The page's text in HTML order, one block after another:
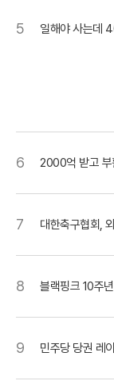
5 일해야 사는데
6 2000억 받고 부
7 대한축구협회,
8 블랙핑크 10주
9 민주당 당권 레